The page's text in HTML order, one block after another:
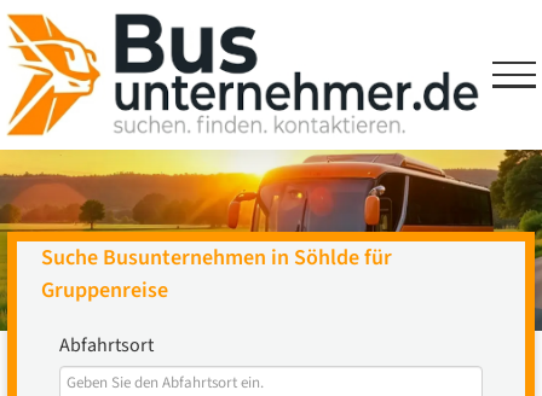
Skip
to
content
Suche Busunternehmen in Söhlde für
Gruppenreise
Abfahrtsort